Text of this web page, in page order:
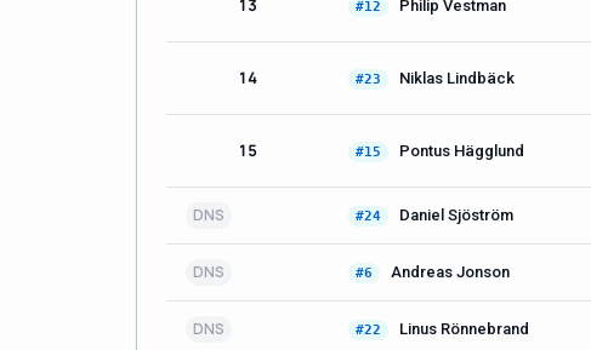
13 #12 Philip Vestman
14 #23 Niklas Lindbäck
15 #15 Pontus Hägglund
DNS #24 Daniel Sjöström
DNS #6 Andreas Jonson
DNS #22 Linus Rönnebrand